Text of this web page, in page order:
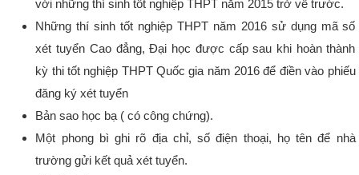
với những thí sinh tốt nghiệp THPT năm 2015 trở về trước.
Những thí sinh tốt nghiệp THPT năm 2016 sử dụng mã số
xét tuyển Cao đẳng, Đại học được cấp sau khi hoàn thành
kỳ thi tốt nghiệp THPT Quốc gia năm 2016 để điền vào phiếu
đăng ký xét tuyển
Bản sao học bạ ( có công chứng).
Một phong bì ghi rõ địa chỉ, số điện thoại, họ tên để nhà
trường gửi kết quả xét tuyển.